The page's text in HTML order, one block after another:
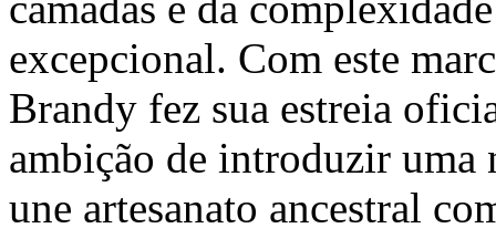
excepcional. Com este
Brandy fez sua estreia
ambição de introduzir uma
une artesanato ancestral